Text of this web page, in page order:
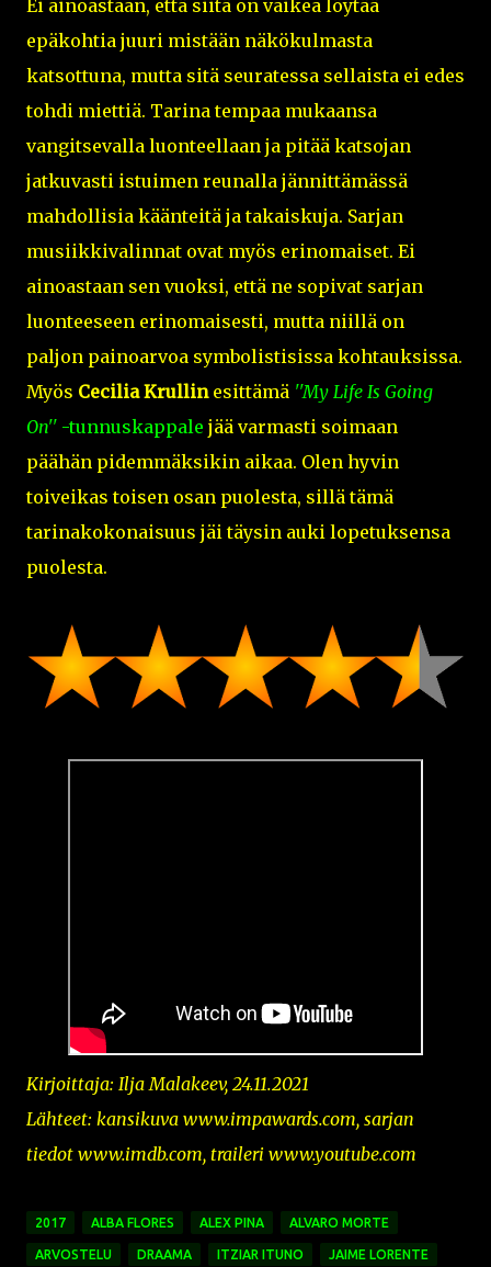
Ei ainoastaan, että siitä on vaikea löytää
epäkohtia juuri mistään näkökulmasta
katsottuna, mutta sitä seuratessa sellaista ei edes
tohdi miettiä. Tarina tempaa mukaansa
vangitsevalla luonteellaan ja pitää katsojan
jatkuvasti istuimen reunalla jännittämässä
mahdollisia käänteitä ja takaiskuja. Sarjan
musiikkivalinnat ovat myös erinomaiset. Ei
ainoastaan sen vuoksi, että ne sopivat sarjan
luonteeseen erinomaisesti, mutta niillä on
paljon painoarvoa symbolistisissa kohtauksissa.
Myös Cecilia Krullinesittämä ''My Life Is Going
On'' -tunnuskappale jää varmasti soimaan
päähän pidemmäksikin aikaa. Olen hyvin
toiveikas toisen osan puolesta, sillä tämä
tarinakokonaisuus jäi täysin auki lopetuksensa
puolesta.
Kirjoittaja: Ilja Malakeev, 24.11.2021
Lähteet: kansikuva www.impawards.com, sarjan
tiedot www.imdb.com, traileri www.youtube.com
2017 ALBA FLORES ALEX PINA ALVARO MORTE
ARVOSTELU DRAAMA ITZIAR ITUNO JAIME LORENTE